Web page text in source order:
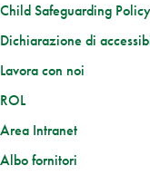
Child Safeguarding Policy
Dichiarazione di
Lavora con noi
ROL
Area Intranet
Albo fornitori